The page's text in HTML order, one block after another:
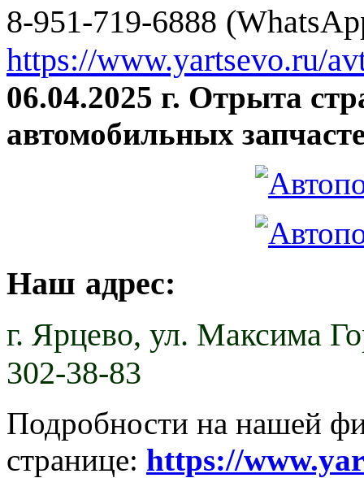
8-951-719-6888
https://www.yartsevo.ru/
06.04.2025 г. Отрыта
автомобильных
Наш адрес:
г. Ярцево, ул. Максима
302-38-83
Подробности на нашей
странице: https://